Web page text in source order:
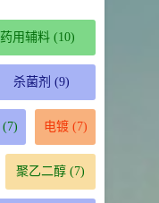
药用辅料(10)
杀菌剂 (9)
(7) 电镀(7)
聚乙二醇(7)